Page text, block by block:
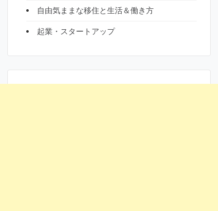
自由気ままな移住と生活＆働き方
起業・スタートアップ